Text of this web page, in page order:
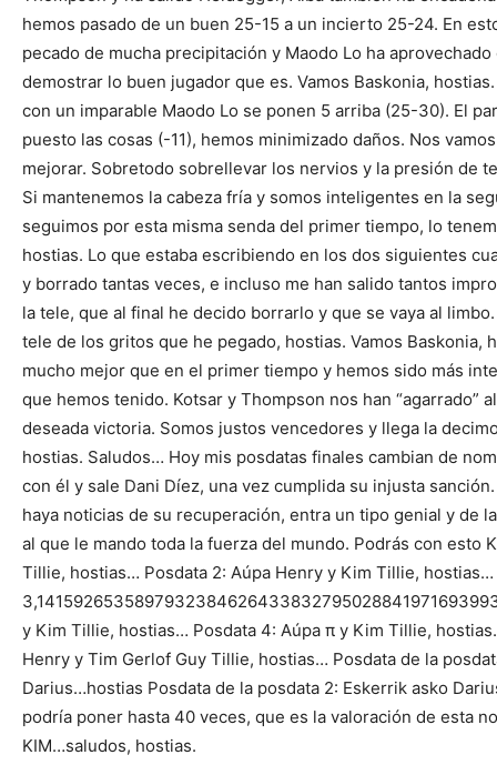
hemos pasado de un buen 25-15 a un incierto 25-24. En
pecado de mucha precipitación y Maodo Lo ha
demostrar lo buen jugador que es. Vamos Baskonia,
con un imparable Maodo Lo se ponen 5 arriba (25-30). El
puesto las cosas (-11), hemos minimizado daños. Nos
mejorar. Sobretodo sobrellevar los nervios y la presión de
Si mantenemos la cabeza fría y somos inteligentes en la
seguimos por esta misma senda del primer tiempo, lo
hostias. Lo que estaba escribiendo en los dos siguientes
y borrado tantas veces, e incluso me han salido tantos
la tele, que al final he decido borrarlo y que se vaya al
tele de los gritos que he pegado, hostias. Vamos Baskonia,
mucho mejor que en el primer tiempo y hemos sido más
que hemos tenido. Kotsar y Thompson nos han “agarrado”
deseada victoria. Somos justos vencedores y llega la
hostias. Saludos… Hoy mis posdatas finales cambian de
con él y sale Dani Díez, una vez cumplida su injusta
haya noticias de su recuperación, entra un tipo genial y de
al que le mando toda la fuerza del mundo. Podrás con esto
Tillie, hostias… Posdata 2: Aúpa Henry y Kim Tillie, hostias…
y Kim Tillie, hostias… Posdata 4: Aúpa π y Kim Tillie,
Henry y Tim Gerlof Guy Tillie, hostias… Posdata de la
Darius…hostias Posdata de la posdata 2: Eskerrik asko
podría poner hasta 40 veces, que es la valoración de esta
KIM…saludos, hostias.